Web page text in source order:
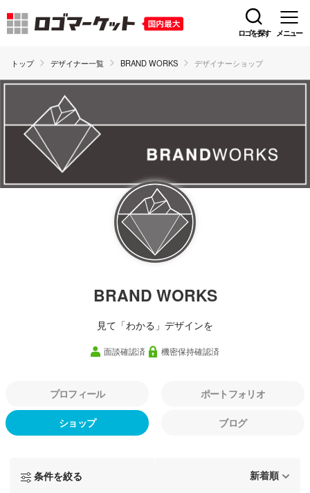
ロゴを探す メニュー
トップ デザイナー一覧 BRAND WORKS デザイナーショップ
BRAND WORKS
見て「わかる」デザインを
面談確認済 機密保持確認済
プロフィール ポートフォリオ
ショップ ブログ
条件を絞る